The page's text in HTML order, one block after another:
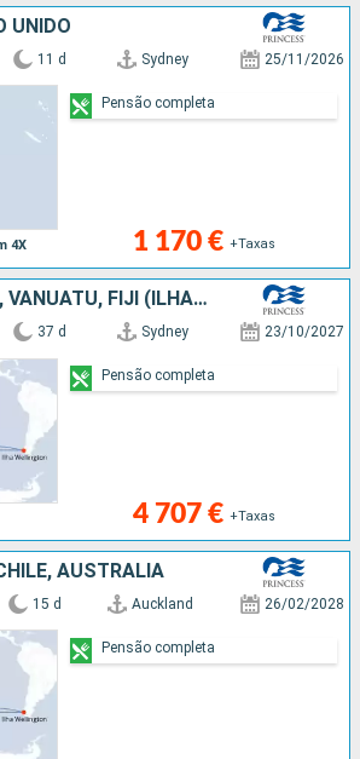
UNIDO
4X
11 d Sydney 25/11/2026
1 170 € +Taxas
Pensão completa
NOVA CALEDÓNIA, VANUATU, FIJI (ILHAS), AUSTRALIA, CHILE, NOVA ZELANDIA
37 d Sydney 23/10/2027
4 707 € +Taxas
Pensão completa
AUSTRALIA
15 d Auckland 26/02/2028
Pensão completa